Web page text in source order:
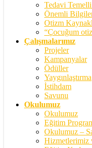
Tedavi
Önemli
Otizm
“Çocuğum
Çalışmalarımız
Projeler
Kampanyalar
Ödüller
Yaygınlaştırma
İstihdam
Savunu
Okulumuz
Okulumuz
Eğitim
Okulumuz –
Hizmetlerimiz